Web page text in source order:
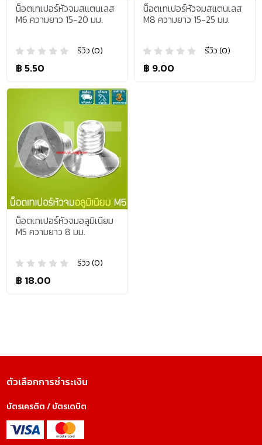
น็อตเทเปอร์หัวจมสแตนเลส
M6 ความยาว 15-20 มม.
รีวิว (0)
฿ 5.50
น็อตเทเปอร์หัวจมสแตนเลส
M8 ความยาว 15-25 มม.
รีวิว (0)
฿ 9.00
น็อตเทเปอร์หัวจมอลูมิเนียม
M5 ความยาว 8 มม.
รีวิว (0)
฿ 18.00
ตัวเลือกการชำระเงิน
บัตรเครดิต / บัตรเดบิต